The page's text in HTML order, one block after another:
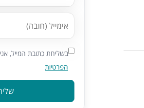
בשליחת כתובת המייל,
הפרטיות